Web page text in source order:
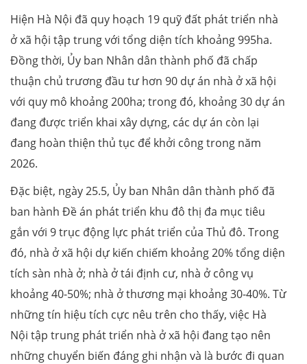
Hiện Hà Nội đã quy hoạch 19 quỹ đất phát triển nhà
ở xã hội tập trung với tổng diện tích khoảng 995ha.
Đồng thời, Ủy ban Nhân dân thành phố đã chấp
thuận chủ trương đầu tư hơn 90 dự án nhà ở xã hội
với quy mô khoảng 200ha; trong đó, khoảng 30 dự án
đang được triển khai xây dựng, các dự án còn lại
đang hoàn thiện thủ tục để khởi công trong năm
2026.
Đặc biệt, ngày 25.5, Ủy ban Nhân dân thành phố đã
ban hành Đề án phát triển khu đô thị đa mục tiêu
gắn với 9 trục động lực phát triển của Thủ đô. Trong
đó, nhà ở xã hội dự kiến chiếm khoảng 20% tổng diện
tích sàn nhà ở; nhà ở tái định cư, nhà ở công vụ
khoảng 40-50%; nhà ở thương mại khoảng 30-40%. Từ
những tín hiệu tích cực nêu trên cho thấy, việc Hà
Nội tập trung phát triển nhà ở xã hội đang tạo nên
những chuyển biến đáng ghi nhận và là bước đi quan